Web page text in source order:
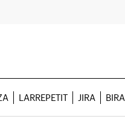
LARREPETIT JIRA BIRA